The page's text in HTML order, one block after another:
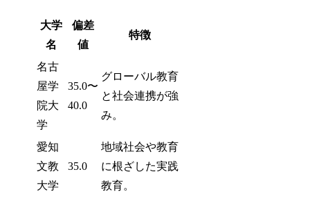
大学
名
偏差
値
特徴
名古
屋学
院大
学
35.0〜
40.0
グローバル教育
と社会連携が強
み。
愛知
文教
大学
35.0
地域社会や教育
に根ざした実践
教育。